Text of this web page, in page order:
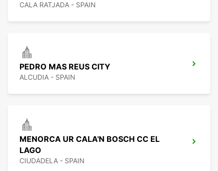
CALA RATJADA - SPAIN
PEDRO MAS REUS CITY
ALCUDIA - SPAIN
MENORCA UR CALA'N BOSCH CC EL
LAGO
CIUDADELA - SPAIN